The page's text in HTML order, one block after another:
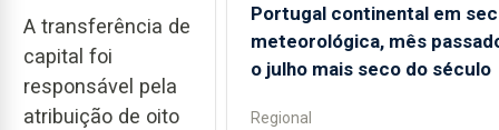
A transferência de
capital foi
responsável pela
atribuição de oito
Portugal continental em
meteorológica, mês
o julho mais seco do século
Regional